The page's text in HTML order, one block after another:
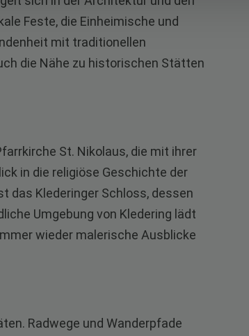
Feste, die Einheimische und
mit traditionellen
die Nähe zu historischen Stätten
St. Nikolaus, die mit ihrer
in die religiöse Geschichte der
das Klederinger Schloss, dessen
Umgebung von Kledering lädt
wieder malerische Ausblicke
Radwege und Wanderpfade